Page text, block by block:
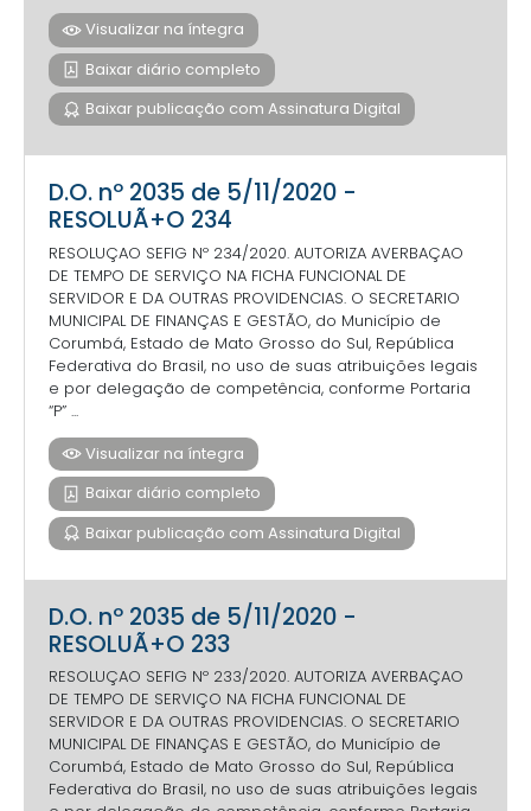
Visualizar na íntegra
Baixar diário completo
Baixar publicação com Assinatura Digital
D.O. nº 2035 de 5/11/2020 -
RESOLUÃ+O 234
RESOLUÇAO SEFIG Nº 234/2020. AUTORIZA AVERBAÇAO
DE TEMPO DE SERVIÇO NA FICHA FUNCIONAL DE
SERVIDOR E DA OUTRAS PROVIDENCIAS. O SECRETARIO
MUNICIPAL DE FINANÇAS E GESTÃO, do Município de
Corumbá, Estado de Mato Grosso do Sul, República
Federativa do Brasil, no uso de suas atribuições legais
e por delegação de competência, conforme Portaria
“P” ...
Visualizar na íntegra
Baixar diário completo
Baixar publicação com Assinatura Digital
D.O. nº 2035 de 5/11/2020 -
RESOLUÃ+O 233
RESOLUÇAO SEFIG Nº 233/2020. AUTORIZA AVERBAÇAO
DE TEMPO DE SERVIÇO NA FICHA FUNCIONAL DE
SERVIDOR E DA OUTRAS PROVIDENCIAS. O SECRETARIO
MUNICIPAL DE FINANÇAS E GESTÃO, do Município de
Corumbá, Estado de Mato Grosso do Sul, República
Federativa do Brasil, no uso de suas atribuições legais